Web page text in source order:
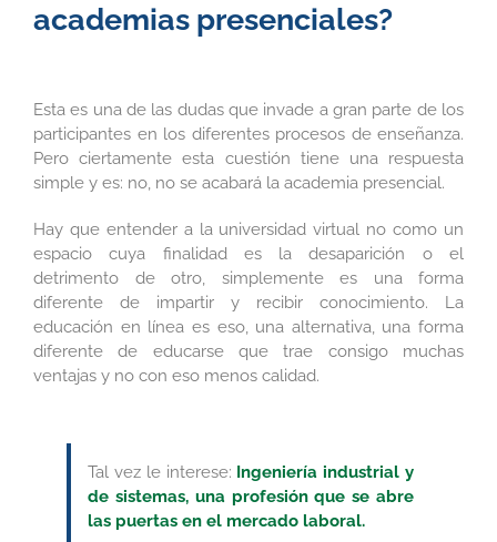
academias presenciales?
Esta es una de las dudas que invade a gran parte de los
participantes en los diferentes procesos de enseñanza.
Pero ciertamente esta cuestión tiene una respuesta
simple y es: no, no se acabará la academia presencial.
Hay que entender a la universidad virtual no como un
espacio cuya finalidad es la desaparición o el
detrimento de otro, simplemente es una forma
diferente de impartir y recibir conocimiento. La
educación en línea es eso, una alternativa, una forma
diferente de educarse que trae consigo muchas
ventajas y no con eso menos calidad.
Tal vez le interese: Ingeniería industrial y
de sistemas, una profesión que se abre
las puertas en el mercado laboral.